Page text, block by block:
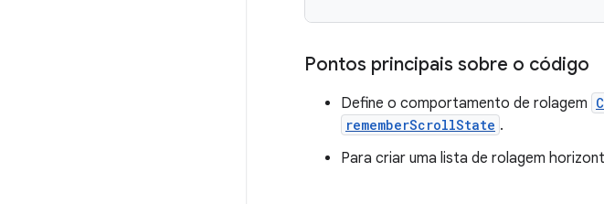
Pontos principais sobre o código
Define o comportamento de rolagem
rememberScrollState .
Para criar uma lista de rolagem